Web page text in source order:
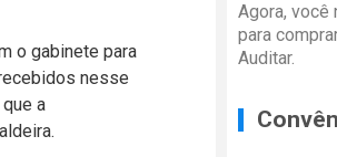
o gabinete para
nesse
a
Agora, você
para
Auditar.